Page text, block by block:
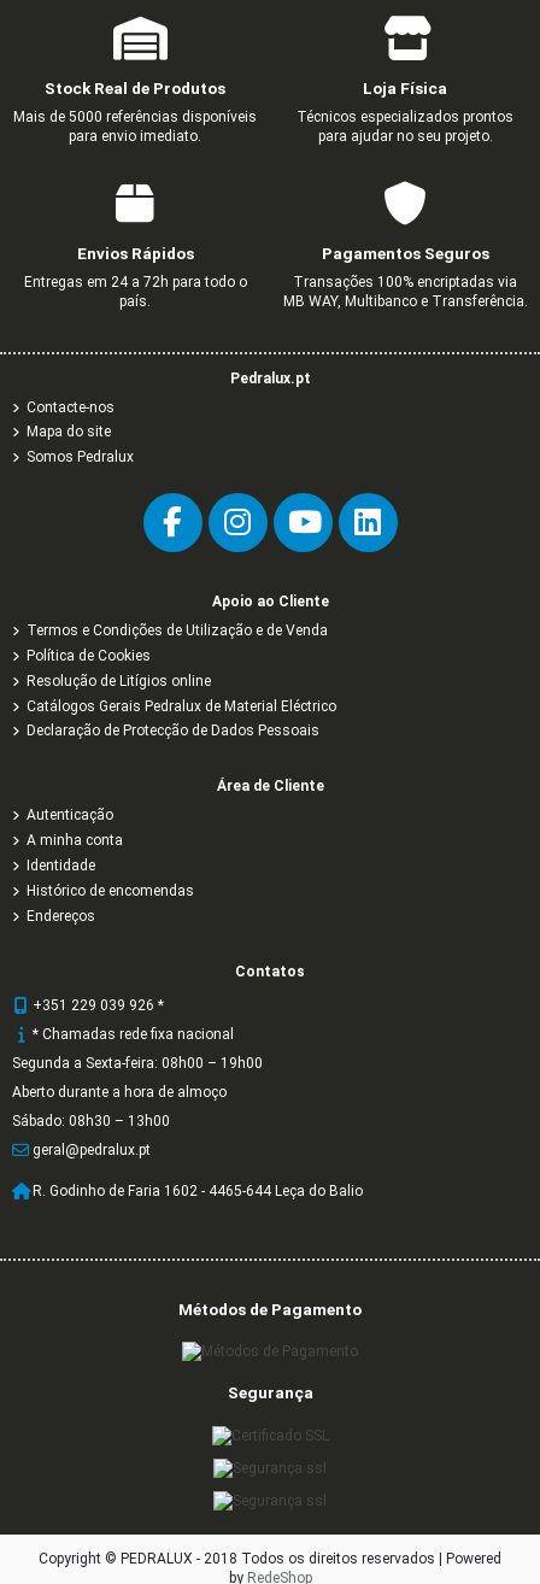
Stock Real de Produtos
Mais de 5000 referências disponíveis
para envio imediato.
Loja Física
Técnicos especializados prontos
para ajudar no seu projeto.
Envios Rápidos
Entregas em 24 a 72h para todo o
país.
Pagamentos Seguros
Transações 100% encriptadas via
MB WAY, Multibanco e Transferência.
Pedralux.pt
Contacte-nos
Mapa do site
Somos Pedralux
Apoio ao Cliente
Termos e Condições de Utilização e de Venda
Política de Cookies
Resolução de Litígios online
Catálogos Gerais Pedralux de Material Eléctrico
Declaração de Protecção de Dados Pessoais
Área de Cliente
Autenticação
A minha conta
Identidade
Histórico de encomendas
Endereços
Contatos
+351 229 039 926 *
* Chamadas rede fixa nacional
Segunda a Sexta-feira: 08h00 – 19h00
Aberto durante a hora de almoço
Sábado: 08h30 – 13h00
geral@pedralux.pt
R. Godinho de Faria 1602 - 4465-644 Leça do Balio
Métodos de Pagamento
Segurança
Copyright © PEDRALUX - 2018 Todos os direitos reservados | Powered
by RedeShop